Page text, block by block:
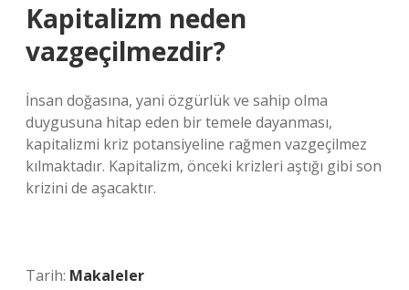
Kapitalizm neden
vazgeçilmezdir?
İnsan doğasına, yani özgürlük ve sahip olma
duygusuna hitap eden bir temele dayanması,
kapitalizmi kriz potansiyeline rağmen vazgeçilmez
kılmaktadır. Kapitalizm, önceki krizleri aştığı gibi son
krizini de aşacaktır.
Tarih: Makaleler